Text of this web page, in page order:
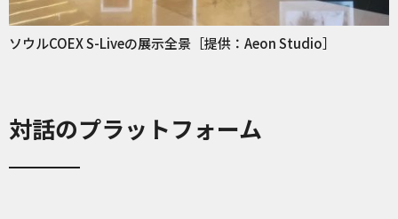
ソウルCOEX S-Liveの展示全景［提供：Aeon Studio］
対話のプラットフォーム